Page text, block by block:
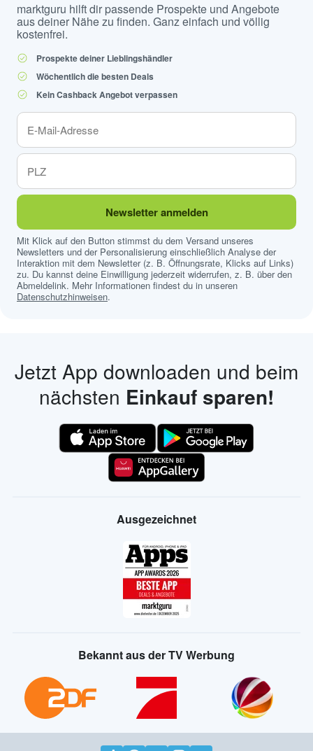
marktguru hilft dir passende Prospekte und Angebote
aus deiner Nähe zu finden. Ganz einfach und völlig
kostenfrei.
Prospekte deiner Lieblingshändler
Wöchentlich die besten Deals
Kein Cashback Angebot verpassen
Newsletter anmelden
Mit Klick auf den Button stimmst du dem Versand unseres
Newsletters und der Personalisierung einschließlich Analyse der
Interaktion mit dem Newsletter (z. B. Öffnungsrate, Klicks auf Links)
zu. Du kannst deine Einwilligung jederzeit widerrufen, z. B. über den
Abmeldelink. Mehr Informationen findest du in unseren
Datenschutzhinweisen.
Jetzt App downloaden und beim
nächsten Einkauf sparen!
Ausgezeichnet
Bekannt aus der TV Werbung